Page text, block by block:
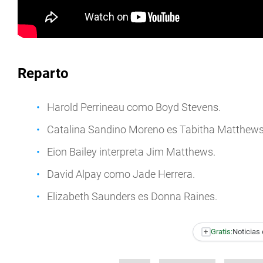
Reparto
Harold Perrineau como Boyd Stevens.
Catalina Sandino Moreno es Tabitha
Eion Bailey interpreta Jim Matthews.
David Alpay como Jade Herrera.
Elizabeth Saunders es Donna Raines.
+ Gratis:Noticias